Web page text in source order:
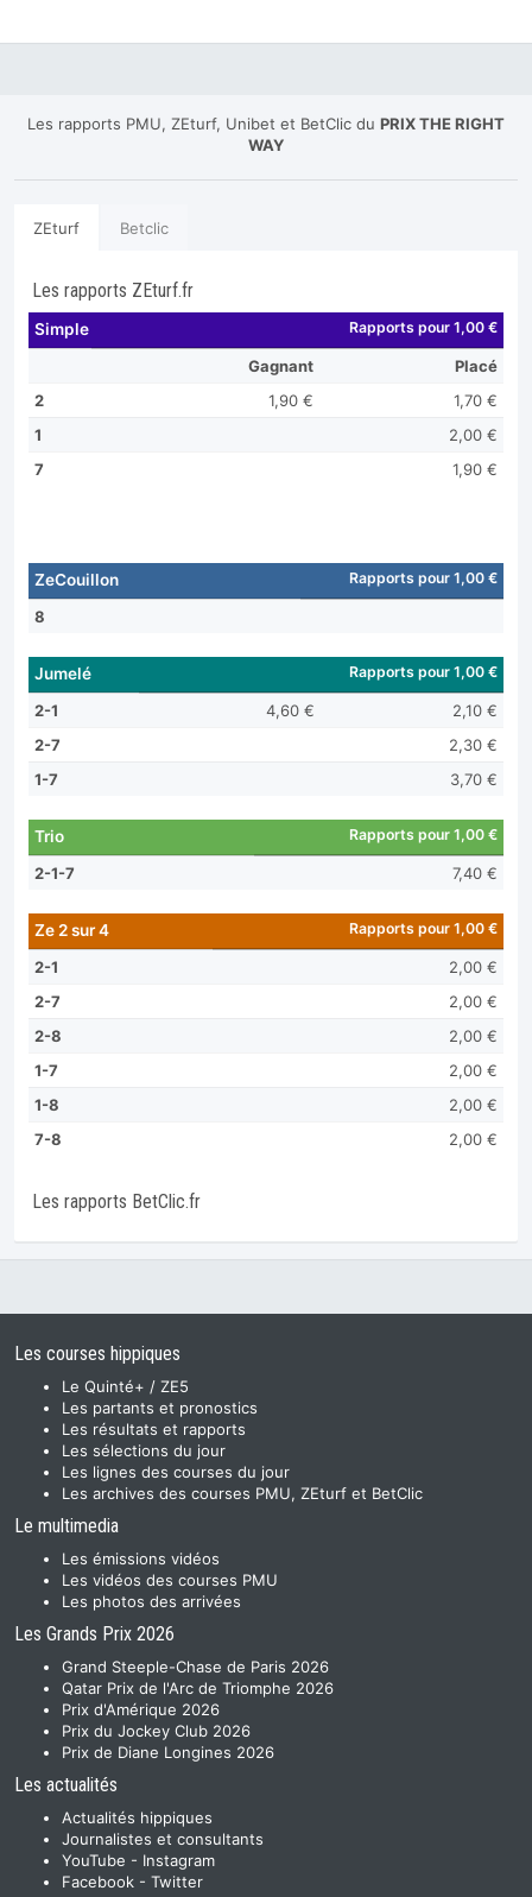
Les rapports PMU, ZEturf, Unibet et BetClic du PRIX THE RIGHT
WAY
ZEturf Betclic
Les rapports ZEturf.fr
Simple Rapports pour 1,00 €
Gagnant
Placé
2
1,90 €
1,70 €
1
2,00 €
7
1,90 €
ZeCouillon Rapports pour 1,00 €
8
Jumelé Rapports pour 1,00 €
2-1 4,60 €
2,10 €
2-7
2,30 €
1-7
3,70 €
Trio Rapports pour 1,00 €
2-1-7 7,40 €
Ze 2 sur 4 Rapports pour 1,00 €
2-1
2,00 €
2-7
2,00 €
2-8
2,00 €
1-7
2,00 €
1-8
2,00 €
7-8
2,00 €
Les rapports BetClic.fr
Les courses hippiques
Le Quinté+ / ZE5
Les partants et pronostics
Les résultats et rapports
Les sélections du jour
Les lignes des courses du jour
Les archives des courses PMU, ZEturf et BetClic
Le multimedia
Les émissions vidéos
Les vidéos des courses PMU
Les photos des arrivées
Les Grands Prix 2026
Grand Steeple-Chase de Paris 2026
Qatar Prix de l'Arc de Triomphe 2026
Prix d'Amérique 2026
Prix du Jockey Club 2026
Prix de Diane Longines 2026
Les actualités
Actualités hippiques
Journalistes et consultants
YouTube - Instagram
Facebook - Twitter